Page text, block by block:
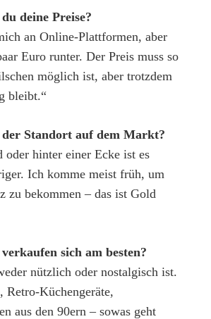
deine Preise?
an Online-Plattformen, aber
Euro runter. Der Preis muss so
möglich ist, aber trotzdem
bleibt.“
Standort auf dem Markt?
oder hinter einer Ecke ist es
Ich komme meist früh, um
zu bekommen – das ist Gold
sich am besten?
nützlich oder nostalgisch ist.
Retro-Küchengeräte,
aus den 90ern – sowas geht